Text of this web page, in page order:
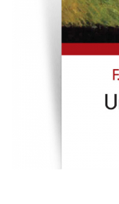
Literatura
Contemporana